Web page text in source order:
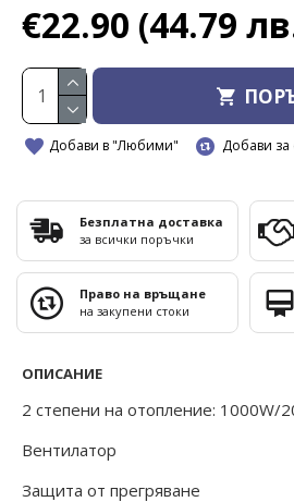
€22.90 (44.79
Добави в "Любими" Добави за
Безплатна доставка
за всички поръчки
Право на връщане
на закупени стоки
ОПИСАНИЕ
2 степени на отопление: 1000W/
Вентилатор
Защита от прегряване